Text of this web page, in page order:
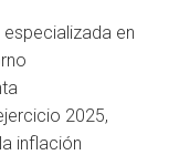
en
2025,
inflación